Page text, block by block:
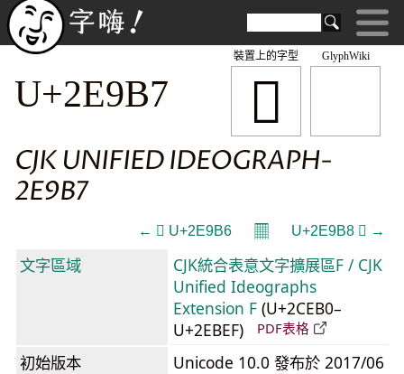
GlyphWiki
𮦷
裝置上的字型
U+2E9B7
CJK UNIFIED IDEOGRAPH-
2E9B7
← 𮦶 U+2E9B6 𝄜 U+2E9B8 𮦸 →
文字區域
CJK統合表意文字擴展區F / CJK
Unified Ideographs
Extension F (U+2CEB0–
U+2EBEF)
PDF表格
初始版本
Unicode 10.0 發布於 2017/06